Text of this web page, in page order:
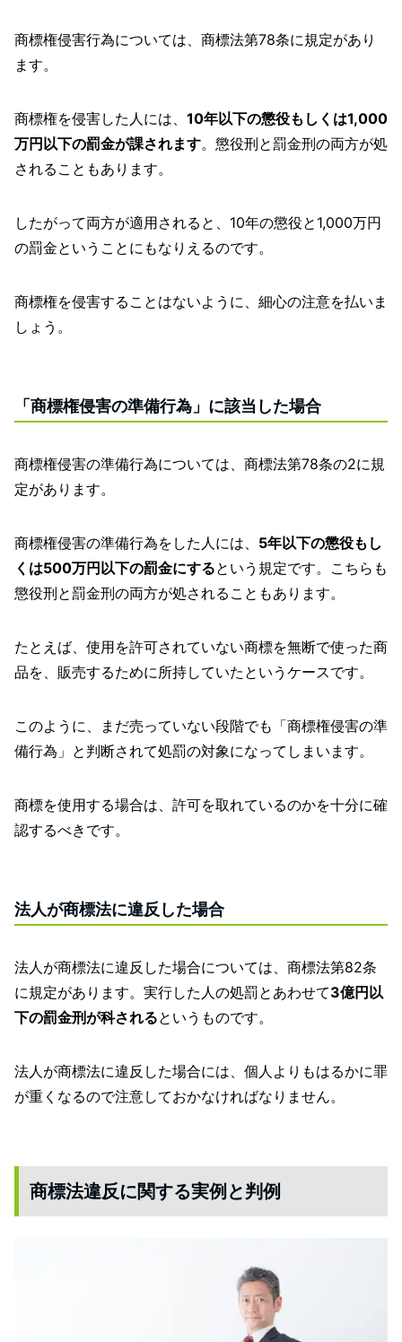
商標権侵害行為については、商標法第78条に規定があり
ます。
商標権を侵害した人には、 10年以下の懲役もしくは1,000
万円以下の罰金が課されます。懲役刑と罰金刑の両方が処
されることもあります。
したがって両方が適用されると、10年の懲役と1,000万円
の罰金ということにもなりえるのです。
商標権を侵害することはないように、細心の注意を払いま
しょう。
「商標権侵害の準備行為」に該当した場合
商標権侵害の準備行為については、商標法第78条の2に規
定があります。
商標権侵害の準備行為をした人には、 5年以下の懲役もし
くは500万円以下の罰金にするという規定です。こちらも
懲役刑と罰金刑の両方が処されることもあります。
たとえば、使用を許可されていない商標を無断で使った商
品を、販売するために所持していたというケースです。
このように、まだ売っていない段階でも「商標権侵害の準
備行為」と判断されて処罰の対象になってしまいます。
商標を使用する場合は、許可を取れているのかを十分に確
認するべきです。
法人が商標法に違反した場合
法人が商標法に違反した場合については、商標法第82条
に規定があります。実行した人の処罰とあわせて3億円以
下の罰金刑が科されるというものです。
法人が商標法に違反した場合には、個人よりもはるかに罪
が重くなるので注意しておかなければなりません。
商標法違反に関する実例と判例